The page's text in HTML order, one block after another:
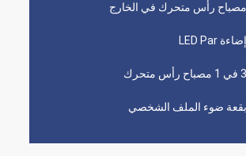
مصباح رأس متحرك في الخارج
إضاءة LED Par
3 في 1 مصباح رأس متحرك
بقعة ضوء الملف الشخصي